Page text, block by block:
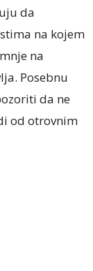
da
na kojem
na
Posebnu
da ne
od otrovnim